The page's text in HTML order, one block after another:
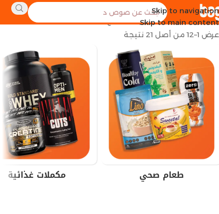
Skip to navigation
Skip to main content
الرئيسية العلامة التجارية للمنتج now
عرض 1–12 من أصل 21 نتيجة
طعام صحي مكملات غذائية